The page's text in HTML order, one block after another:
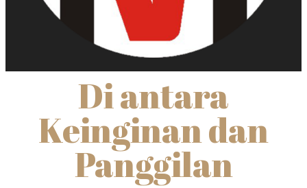
Di antara
Keinginan dan
Panggilan